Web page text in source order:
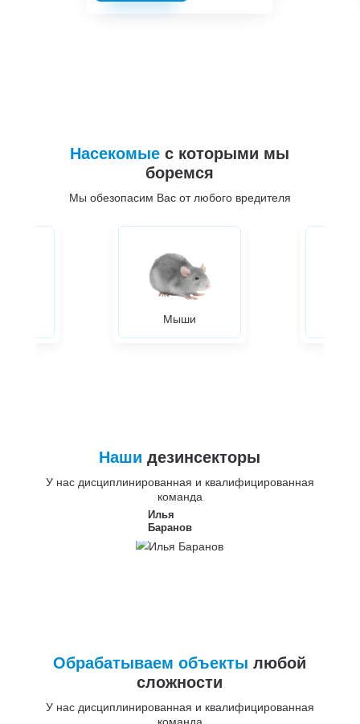
Насекомые с которыми мы
боремся
Мы обезопасим Вас от любого вредителя
Мыши
Наши дезинсекторы
У нас дисциплинированная и квалифицированная
команда
Илья
Баранов
Обрабатываем объекты любой
сложности
У нас дисциплинированная и квалифицированная
команда